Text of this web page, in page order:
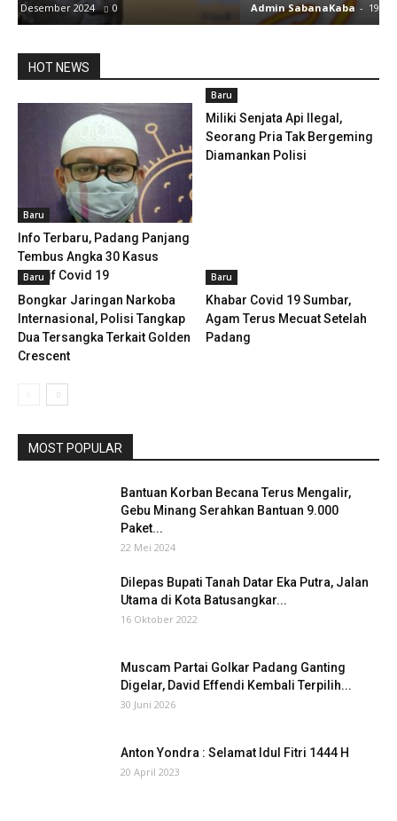
Admin SabanaKaba 1486
HOT NEWS
Baru
Info Terbaru, Padang Panjang
Tembus Angka 30 Kasus
Positif Covid 19
Baru
Miliki Senjata Api Ilegal,
Seorang Pria Tak Bergeming
Diamankan Polisi
Baru
Bongkar Jaringan Narkoba
Internasional, Polisi Tangkap
Dua Tersangka Terkait Golden
Crescent
Baru
Khabar Covid 19 Sumbar,
Agam Terus Mecuat Setelah
Padang
MOST POPULAR
Bantuan Korban Becana Terus Mengalir,
Gebu Minang Serahkan Bantuan 9.000
Paket...
22 Mei 2024
Dilepas Bupati Tanah Datar Eka Putra, Jalan
Utama di Kota Batusangkar...
16 Oktober 2022
Muscam Partai Golkar Padang Ganting
Digelar, David Effendi Kembali Terpilih...
30 Juni 2026
Anton Yondra : Selamat Idul Fitri 1444 H
20 April 2023